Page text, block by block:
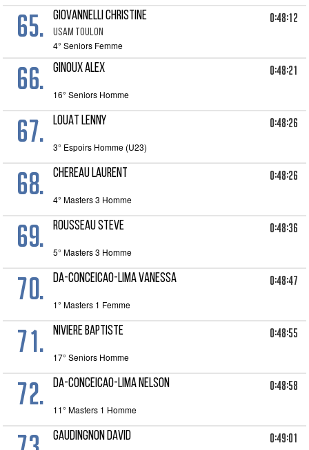
65. GIOVANNELLI CHRISTINE
USAM TOULON
0:48:12
4° Seniors Femme
66. GINOUX ALEX 0:48:21
16° Seniors Homme
67. LOUAT LENNY 0:48:26
3° Espoirs Homme (U23)
68. CHEREAU LAURENT 0:48:26
4° Masters 3 Homme
69. ROUSSEAU STEVE 0:48:36
5° Masters 3 Homme
70. DA-CONCEICAO-LIMA VANESSA 0:48:47
1° Masters 1 Femme
71. NIVIERE BAPTISTE 0:48:55
17° Seniors Homme
72. DA-CONCEICAO-LIMA NELSON 0:48:58
11° Masters 1 Homme
GAUDINGNON DAVID 0:49:01